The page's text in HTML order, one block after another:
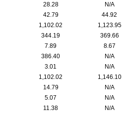
28.28 N/A
42.79 44.92
1,102.02 1,123.95
344.19 369.66
7.89 8.67
386.40 N/A
3.01 N/A
1,102.02 1,146.10
14.79 N/A
5.07 N/A
11.38 N/A